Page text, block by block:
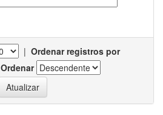
| Ordenar registros por
Ordenar